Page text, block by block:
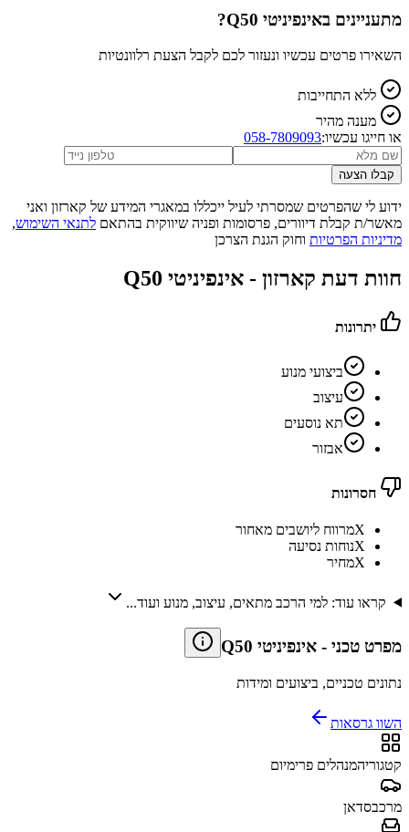
מתעניינים באינפיניטי Q50 ?
השאירו פרטים עכשיו ונעזור לכם לקבל הצעת רלוונטיות
ללא התחייבות
מענה מהיר
או חייגו עכשיו:058-7809093
קבלו הצעה
ידוע לי שהפרטים שמסרתי לעיל ייכללו במאגרי המידע של קארזון ואני
מאשר/ת קבלת דיוורים, פרסומות ופניה שיווקית בהתאם לתנאי השימוש,
מדיניות הפרטיות וחוק הגנת הצרכן
חוות דעת קארזון - אינפיניטי Q50
יתרונות
ביצועי מנוע
עיצוב
תא נוסעים
אבזור
חסרונות
Xמרווח ליושבים מאחור
Xנוחות נסיעה
Xמחיר
קראו עוד: למי הרכב מתאים, עיצוב, מנוע ועוד...
מפרט טכני - אינפיניטי Q50
נתונים טכניים, ביצועים ומידות
השוו גרסאות
קטגוריהמנהלים פרימיום
מרכבסדאן